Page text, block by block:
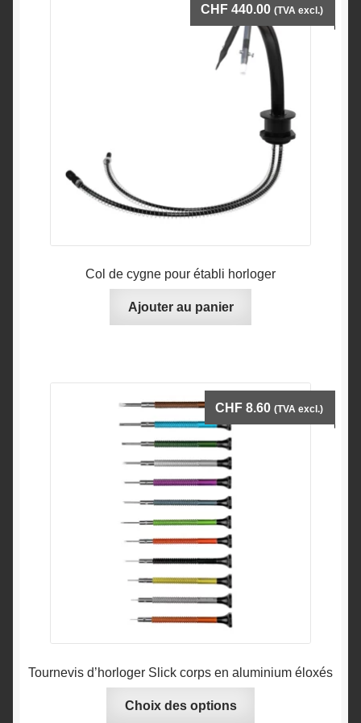
Col de cygne pour établi horloger
CHF 440.00 (TVA excl.)
Ajouter au panier
Tournevis d’horloger Slick corps en aluminium éloxés
CHF 8.60 (TVA excl.)
Choix des options